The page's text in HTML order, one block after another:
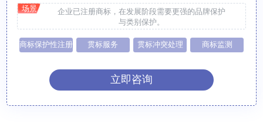
场景
企业已注册商标，在发展阶段需要更强的品牌保护
与类别保护。
商标保护性注册 贯标服务 贯标冲突处理 商标监测
立即咨询